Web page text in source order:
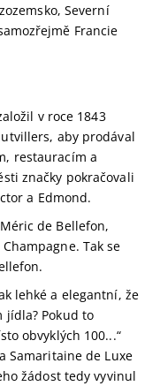
Severní
Francie
v roce 1843
aby prodával
restauracím a
značky pokračovali
a Edmond.
de Bellefon,
Tak se
lehké a elegantní, že
Pokud to
obvyklých 100...“
Samaritaine de Luxe
žádost tedy vyvinul